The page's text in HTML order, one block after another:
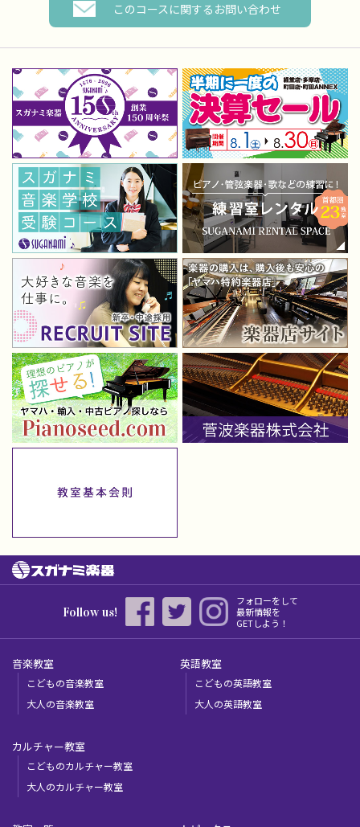
このコースに関するお問い合わせ
Follow us!
フォローをして
最新情報を
GETしよう！
音楽教室
こどもの音楽教室
大人の音楽教室
英語教室
こどもの英語教室
大人の英語教室
カルチャー教室
こどものカルチャー教室
大人のカルチャー教室